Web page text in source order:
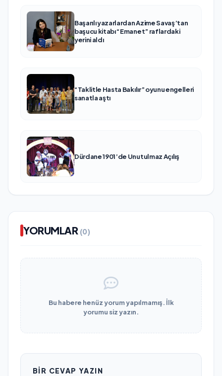
Başarılı yazarlardan Azime Savaş’tan
başucu kitabı “Emanet” raflardaki
yerini aldı
“Taklitle Hasta Bakılır” oyunu engelleri
sanatla aştı
Dürdane 1901’de Unutulmaz Açılış
YORUMLAR (0)
Bu habere henüz yorum yapılmamış. İlk
yorumu siz yazın.
BIR CEVAP YAZIN